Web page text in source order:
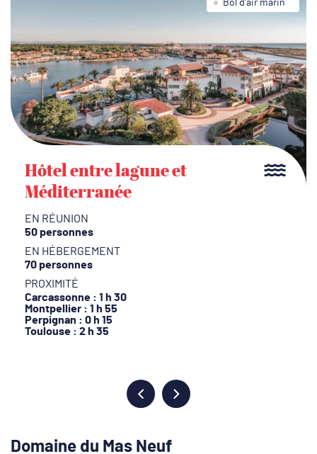
Bol d'air marin
Hôtel entre lagune et
Méditerranée
EN RÉUNION
50 personnes
EN HÉBERGEMENT
70 personnes
PROXIMITÉ
Carcassonne : 1 h 30
Montpellier : 1 h 55
Perpignan : 0 h 15
Toulouse : 2 h 35
Domaine du Mas Neuf